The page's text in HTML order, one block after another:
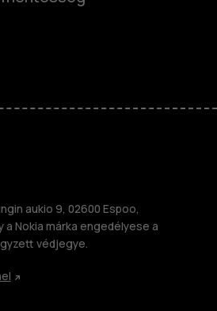
aukio 9, 02600 Espoo,
Nokia márka engedélyese a
védjegye.